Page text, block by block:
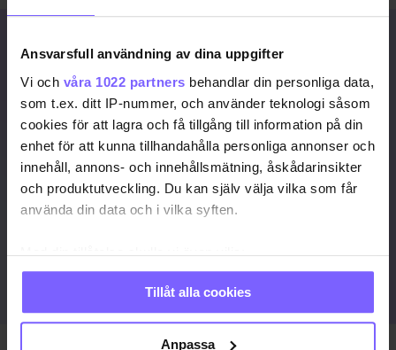
Ansvarsfull användning av dina uppgifter
Vi och våra 1022 partners behandlar din personliga data,
som t.ex. ditt IP-nummer, och använder teknologi såsom
cookies för att lagra och få tillgång till information på din
enhet för att kunna tillhandahålla personliga annonser och
innehåll, annons- och innehållsmätning, åskådarinsikter
och produktutveckling. Du kan själv välja vilka som får
använda din data och i vilka syften.
Med din tillåtelse skulle vi även vilja:
Samla in information om din geografiska plats
som kan ha en noggrannhet på upp till flera meter
Identifiera din enhet genom att aktivt skanna den
för specifika kännetecken (fingeravtryck)
Tillåt alla cookies
Anpassa
Signa upp dig för att
fortsätta läsa
För att fortsätta läsa hela artikeln, och
många andra artiklar på qx.se, behöver
du signa upp dig, det är helt gratis och
du får dessutom våra nyhetsbrev.
JA, JAG VILL LÄSA HELA ARTIKELN
LOGGA IN HÄR!